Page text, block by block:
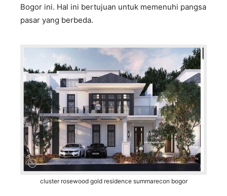
Bogor ini. Hal ini bertujuan untuk memenuhi pangsa
pasar yang berbeda.
cluster rosewood gold residence summarecon bogor